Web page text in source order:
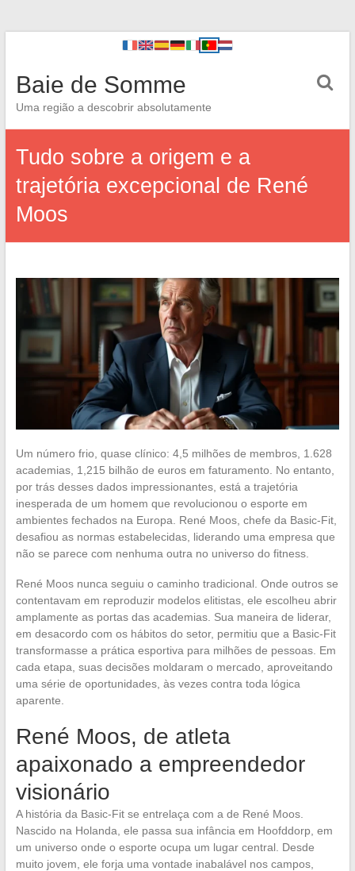
Baie de Somme
Uma região a descobrir absolutamente
Tudo sobre a origem e a
trajetória excepcional de René
Moos
Um número frio, quase clínico: 4,5 milhões de membros, 1.628
academias, 1,215 bilhão de euros em faturamento. No entanto,
por trás desses dados impressionantes, está a trajetória
inesperada de um homem que revolucionou o esporte em
ambientes fechados na Europa. René Moos, chefe da Basic-Fit,
desafiou as normas estabelecidas, liderando uma empresa que
não se parece com nenhuma outra no universo do fitness.
René Moos nunca seguiu o caminho tradicional. Onde outros se
contentavam em reproduzir modelos elitistas, ele escolheu abrir
amplamente as portas das academias. Sua maneira de liderar,
em desacordo com os hábitos do setor, permitiu que a Basic-Fit
transformasse a prática esportiva para milhões de pessoas. Em
cada etapa, suas decisões moldaram o mercado, aproveitando
uma série de oportunidades, às vezes contra toda lógica
aparente.
René Moos, de atleta
apaixonado a empreendedor
visionário
A história da Basic-Fit se entrelaça com a de René Moos.
Nascido na Holanda, ele passa sua infância em Hoofddorp, em
um universo onde o esporte ocupa um lugar central. Desde
muito jovem, ele forja uma vontade inabalável nos campos,